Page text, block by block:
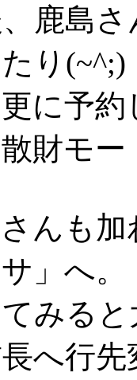
鹿島
り(~^;)
に予
財モー
んも
」へ。
みると
へ行